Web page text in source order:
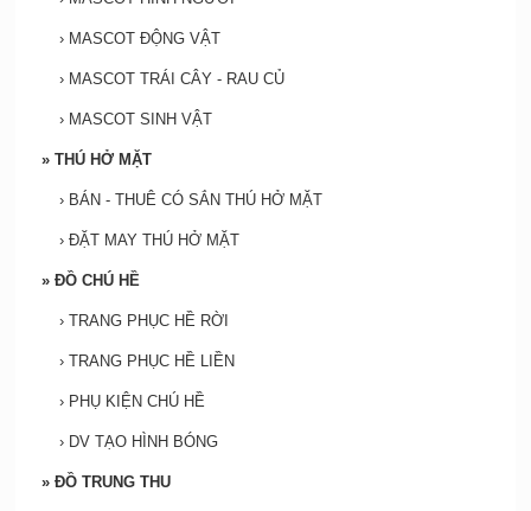
› MASCOT ĐỘNG VẬT
› MASCOT TRÁI CÂY - RAU CỦ
› MASCOT SINH VẬT
» THÚ HỞ MẶT
› BÁN - THUÊ CÓ SẮN THÚ HỞ MẶT
› ĐẶT MAY THÚ HỞ MẶT
» ĐỒ CHÚ HỀ
› TRANG PHỤC HỀ RỜI
› TRANG PHỤC HỀ LIỀN
› PHỤ KIỆN CHÚ HỀ
› DV TẠO HÌNH BÓNG
» ĐỒ TRUNG THU